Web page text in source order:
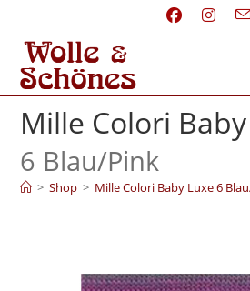
Mille Colori
6 Blau/Pink
> Shop > Mille Colori Baby Luxe 6